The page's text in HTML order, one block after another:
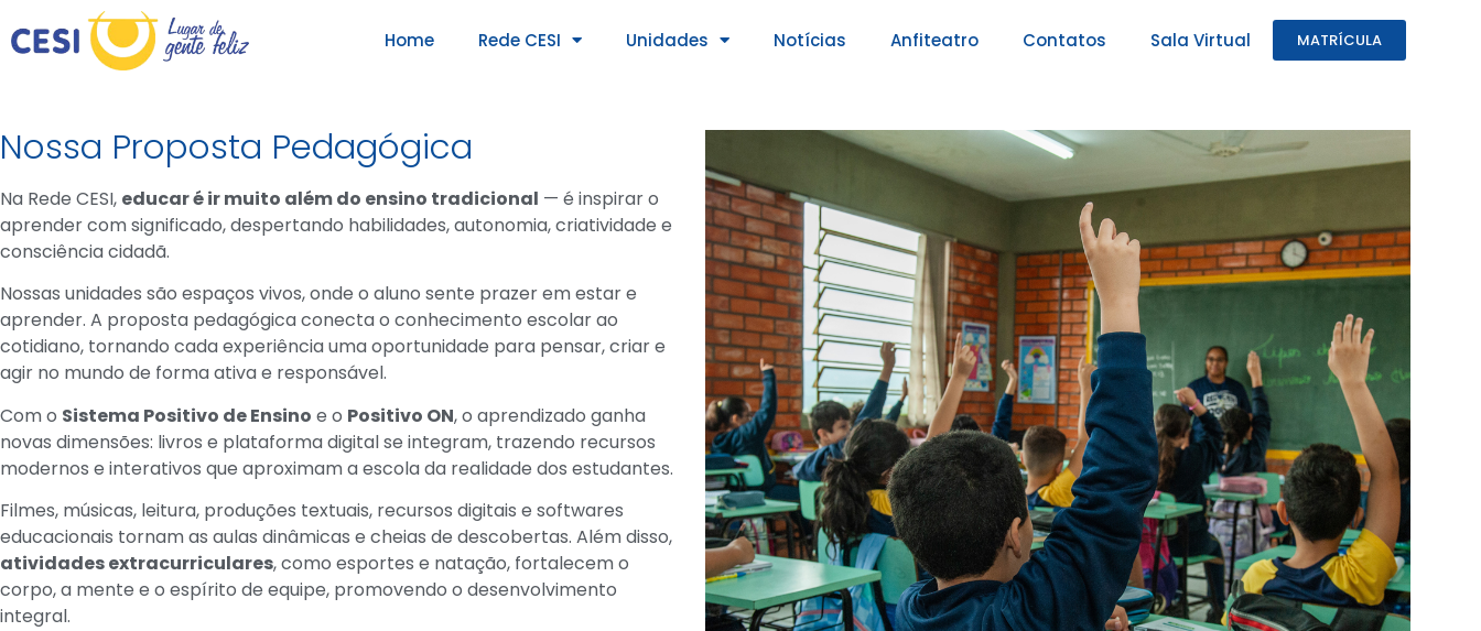
Home Rede CESI Unidades Notícias Anfiteatro Contatos Sala Virtual MATRÍCULA
Nossa Proposta Pedagógica
Na Rede CESI, educar é ir muito além do ensino tradicional — é inspirar o
aprender com significado, despertando habilidades, autonomia, criatividade e
consciência cidadã.
Nossas unidades são espaços vivos, onde o aluno sente prazer em estar e
aprender. A proposta pedagógica conecta o conhecimento escolar ao
cotidiano, tornando cada experiência uma oportunidade para pensar, criar e
agir no mundo de forma ativa e responsável.
Com o Sistema Positivo de Ensino e o Positivo ON, o aprendizado ganha
novas dimensões: livros e plataforma digital se integram, trazendo recursos
modernos e interativos que aproximam a escola da realidade dos estudantes.
Filmes, músicas, leitura, produções textuais, recursos digitais e softwares
educacionais tornam as aulas dinâmicas e cheias de descobertas. Além disso,
atividades extracurriculares, como esportes e natação, fortalecem o
corpo, a mente e o espírito de equipe, promovendo o desenvolvimento
integral.